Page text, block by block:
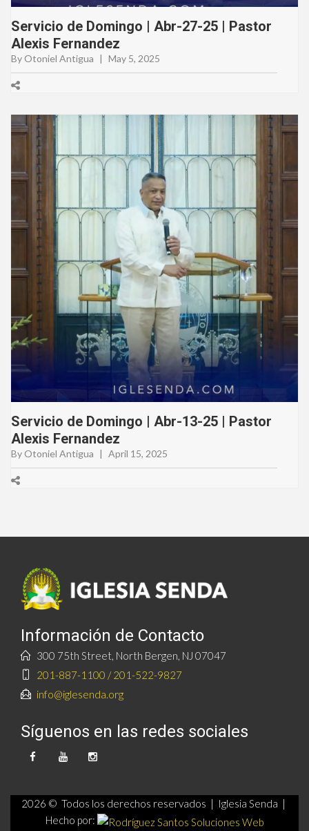
Servicio de Domingo | Abr-27-25 | Pastor
Alexis Fernandez
By Otoniel Antigua | May 5, 2025
Servicio de Domingo | Abr-13-25 | Pastor
Alexis Fernandez
By Otoniel Antigua | April 15, 2025
Información de Contacto
300 75th Street, North Bergen, NJ 07047
201-887-1100 / 201-522-9827
info@iglesenda.org
Síguenos en las redes sociales
2026 © Todos los derechos reservados | Iglesia Senda |
Hecho por: